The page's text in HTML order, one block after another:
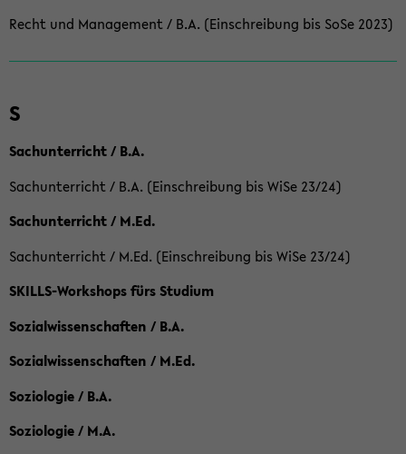
Recht und Management / B.A. (Einschreibung bis SoSe 2023)
S
Sachunterricht / B.A.
Sachunterricht / B.A. (Einschreibung bis WiSe 23/24)
Sachunterricht / M.Ed.
Sachunterricht / M.Ed. (Einschreibung bis WiSe 23/24)
SKILLS-Workshops fürs Studium
Sozialwissenschaften / B.A.
Sozialwissenschaften / M.Ed.
Soziologie / B.A.
Soziologie / M.A.